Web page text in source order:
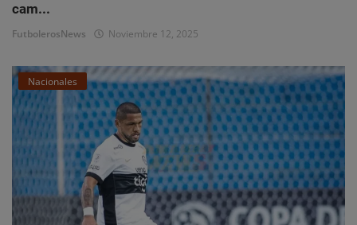
cam...
FutbolerosNews Noviembre 12, 2025
Nacionales